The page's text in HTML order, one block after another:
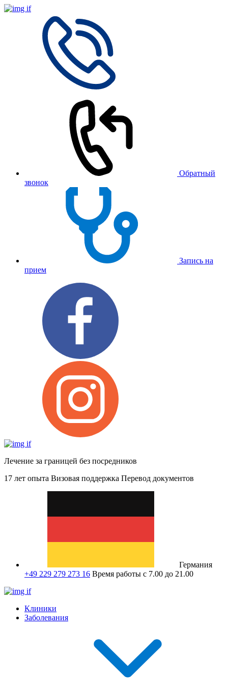
Обратный
звонок
Запись на
прием
Лечение за границей без посредников
17 лет опыта Визовая поддержка Перевод документов
Германия
+49 229 279 273 16 Время работы с 7.00 до 21.00
Клиники
Заболевания